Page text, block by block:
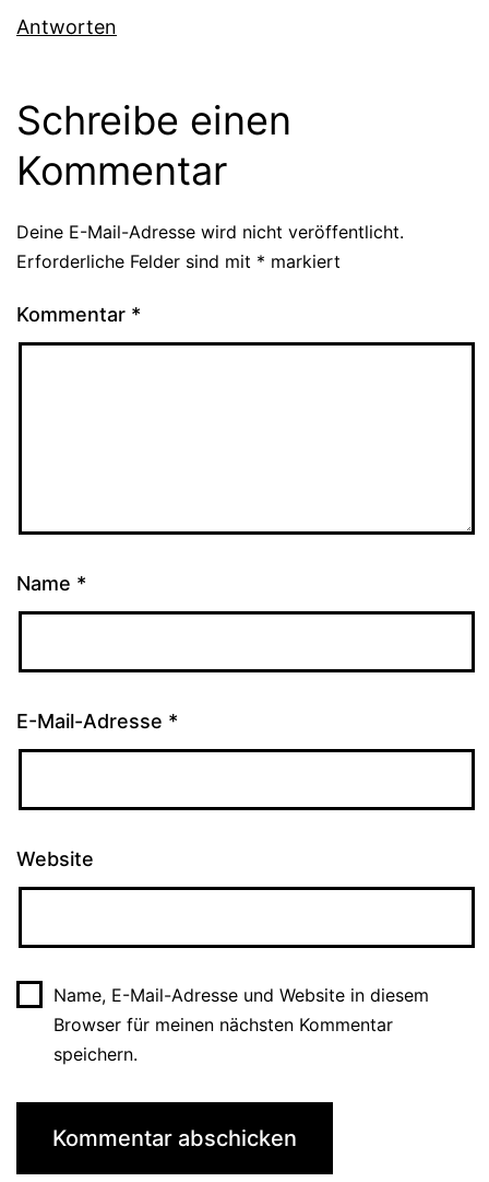
Antworten
Schreibe einen
Kommentar
Deine E-Mail-Adresse wird nicht veröffentlicht.
Erforderliche Felder sind mit * markiert
Kommentar *
Name *
E-Mail-Adresse *
Website
Name, E-Mail-Adresse und Website in diesem
Browser für meinen nächsten Kommentar
speichern.